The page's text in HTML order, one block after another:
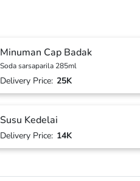
Minuman Cap Badak
Soda sarsaparila 285ml
Delivery Price: 25K
Susu Kedelai
Delivery Price: 14K